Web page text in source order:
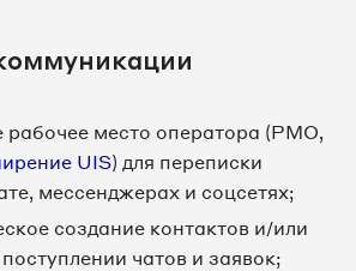
рабочее место оператора (РМО,
UIS) для переписки
мессенджерах и соцсетях;
создание контактов и/или
чатов и заявок;